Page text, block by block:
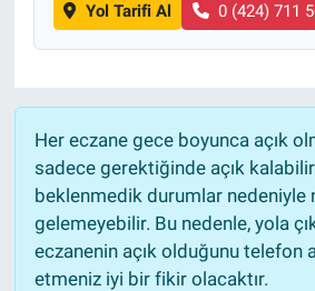
Yol Tarifi Al 0 (424) 711
Her eczane gece boyunca açık
sadece gerektiğinde açık
beklenmedik durumlar nedeniyle
gelemeyebilir. Bu nedenle, yola
eczanenin açık olduğunu telefon
etmeniz iyi bir fikir olacaktır.